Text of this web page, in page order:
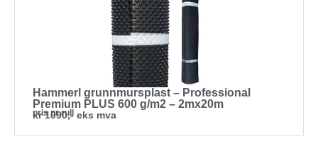
Hammerl grunnmursplast – Professional
Premium PLUS 600 g/m2 – 2mx20m
kr 1090,- eks mva
pris pr rull